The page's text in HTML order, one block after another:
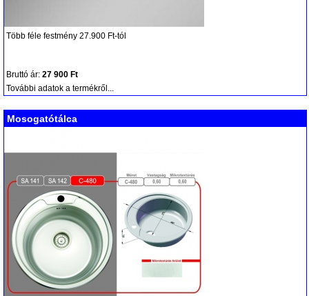
Több féle festmény 27.900 Ft-tól
Bruttó ár: 27 900 Ft
További adatok a termékről...
Mosogatótálca